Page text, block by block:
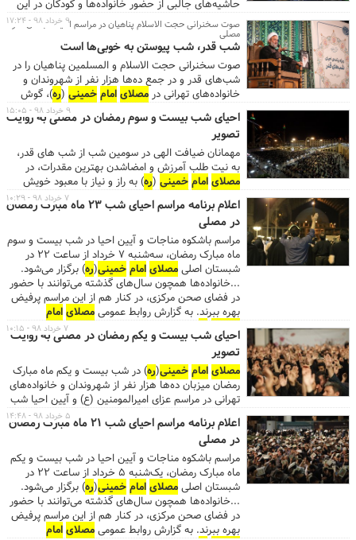
شهید قنبرزاده و ورودی‌های شماره ۱۷، ۱۸، ۱۹ و ۲۰ در
بزرگراه رسالت و نیز ورودی‌های ایستگاه مترو شهید
بهشتی و ایستگاه مترو مصلی به روی عموم نمازگزاران باز
است. ...
حاشیه‌های جالبی از حضور خانواده‌ها و کودکان در این
مراسم، رقم زده است.
صوت سخنرانی حجت الاسلام پناهیان در مراسم احیا شب‌های قدر
مصلی
شب قدر، شب پیوستن به خوبی‌ها است
صوت سخنرانی حجت الاسلام و المسلمین پناهیان را در
شب‌های قدر و در جمع ده‌ها هزار نفر از شهروندان و
خانواده‌‎‌های تهرانی در
مصلایامامخمینی (ره)، گوش
کنید.
۹ خرداد ۹۸ - ۱۷:۲۴
احیای شب بیست و سوم رمضان در مصلی به روایت
تصویر
مهمانان ضیافت الهی در سومین شب از شب های قدر،
به نیت طلب آمرزش و امضاشدن بهترین مقدرات، در
مصلایامامخمینی (ره) به راز و نیاز با معبود خویش
پرداختند.
۹ خرداد ۹۸ - ۱۵:۰۵
اعلام برنامه مراسم احیای شب ۲۳ ماه مبارک رمضان
در مصلی
مراسم باشکوه مناجات و آیین احیا در شب‌ بیست و سوم
ماه مبارک رمضان، سه‌شنبه ۷ خرداد از ساعت ۲۲ در
شبستان اصلیمصلایامامخمینی(ره) برگزار می‌شود.
...خانواده‌ها همچون سال‌های گذشته می‌توانند با حضور
در فضای صحن مرکزی، در کنار هم از این مراسم پرفیض
بهره ببرند. به گزارش روابط عمومیمصلایامام
خمینی
(
)، ریز جزئیات مراسم احیایشب بیست و سوم
ماه مبارک رمضان، سه‌شنبه ۷ خرداد ماه به شرح زیر
است: تلاوت قرآن کریم توسط قاری بین‌المللی حمیدرضا
احمدی وفا قرائت دعای جوشن کبیر توسط آقایان علیرضا
سبحانی و حسن یزدان‌پناه مرثیه‌خوانی و عزاداری توسط
مداحان اهل‌بیت(ع) حاج مرتضی طاهری و امیر عباسی
سخنرانی و مراسم احیا توسط حجت‌الاسلام و المسلمین
علیرضا پناهیان در زمان برگزاری مراسم، شهروندان
واقع در بزرگراه رسالت، شماره ۷ و ۱۵ واقع در خیابان
شهید قنبرزاده و شماره ۱، ۲ و ۳ واقع در خیابان شهید
بهشتی، استفاده نمایند. ...
۷ خرداد ۹۸ - ۱۰:۲۹
احیای شب بیست و یکم رمضان در مصلی به روایت
تصویر
مصلایامامخمینی(ره) در شب بیست و یکم ماه مبارک
رمضان میزبان ده‌ها هزار نفر از شهروندان و خانواده‌‎‌های
تهرانی در مراسم عزای امیرالمومنین (ع) و آیین احیا شب
قدر بود.
۷ خرداد ۹۸ - ۱۰:۱۵
اعلام برنامه مراسم احیای شب ۲۱ ماه مبارک رمضان
در مصلی
مراسم باشکوه مناجات و آیین احیا در شب‌ بیست و یکم
ماه مبارک رمضان، یک‌شنبه ۵ خرداد از ساعت ۲۲ در
شبستان اصلیمصلایامامخمینی(ره) برگزار می‌شود.
...خانواده‌ها همچون سال‌های گذشته می‌توانند با حضور
در فضای صحن مرکزی، در کنار هم از این مراسم پرفیض
بهره ببرند. به گزارش روابط عمومیمصلایامام
۵ خرداد ۹۸ - ۱۴:۴۸